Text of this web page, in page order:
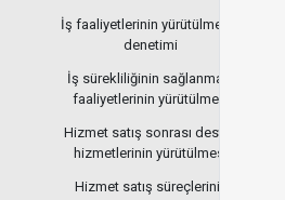
İş faaliyetlerinin yürütülmesi /
denetimi
İş sürekliliğinin sağlanması
faaliyetlerinin yürütülmesi
Hizmet satış sonrası destek
hizmetlerinin yürütülmesi
Hizmet satış süreçlerinin